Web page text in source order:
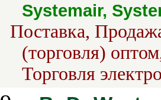
Systemair,
Поставка,
(торговля)
Торговля